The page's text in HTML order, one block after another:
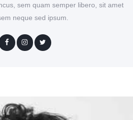
sem quam semper libero, sit amet
neque sed ipsum.